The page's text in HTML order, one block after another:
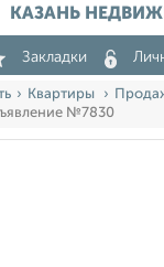
КАЗАНЬ
Закладки
Квартиры
№7830